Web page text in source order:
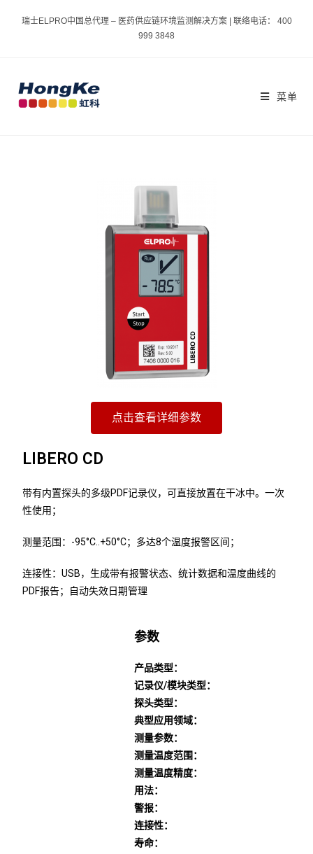
瑞士ELPRO中国总代理 – 医药供应链环境监测解决方案 | 联络电话： 400
999 3848
菜单
点击查看详细参数
LIBERO CD
带有内置探头的多级PDF记录仪，可直接放置在干冰中。一次
性使用；
测量范围：-95°C..+50°C；多达8个温度报警区间；
连接性：USB，生成带有报警状态、统计数据和温度曲线的
PDF报告；自动失效日期管理
参数
产品类型：
记录仪/模块类型：
探头类型：
典型应用领域：
测量参数：
测量温度范围：
测量温度精度：
用法：
警报：
连接性：
寿命：